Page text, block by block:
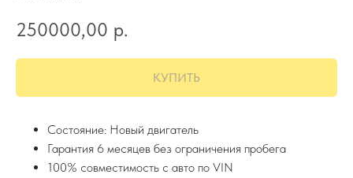
250000,00 р.
КУПИТЬ
Состояние: Новый двигатель
Гарантия 6 месяцев без ограничения пробега
100% совместимость с авто по VIN